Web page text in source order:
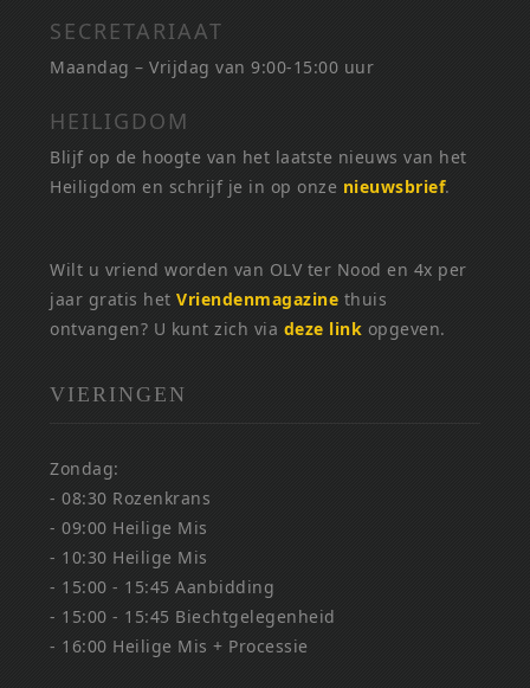
SECRETARIAAT
Maandag – Vrijdag van 9:00-15:00 uur
HEILIGDOM
Blijf op de hoogte van het laatste nieuws van het
Heiligdom en schrijf je in op onze nieuwsbrief.
Wilt u vriend worden van OLV ter Nood en 4x per
jaar gratis hetVriendenmagazine thuis
ontvangen? U kunt zich via deze link opgeven.
VIERINGEN
Zondag:
- 08:30 Rozenkrans
- 09:00 Heilige Mis
- 10:30 Heilige Mis
- 15:00 - 15:45 Aanbidding
- 15:00 - 15:45 Biechtgelegenheid
- 16:00 Heilige Mis + Processie